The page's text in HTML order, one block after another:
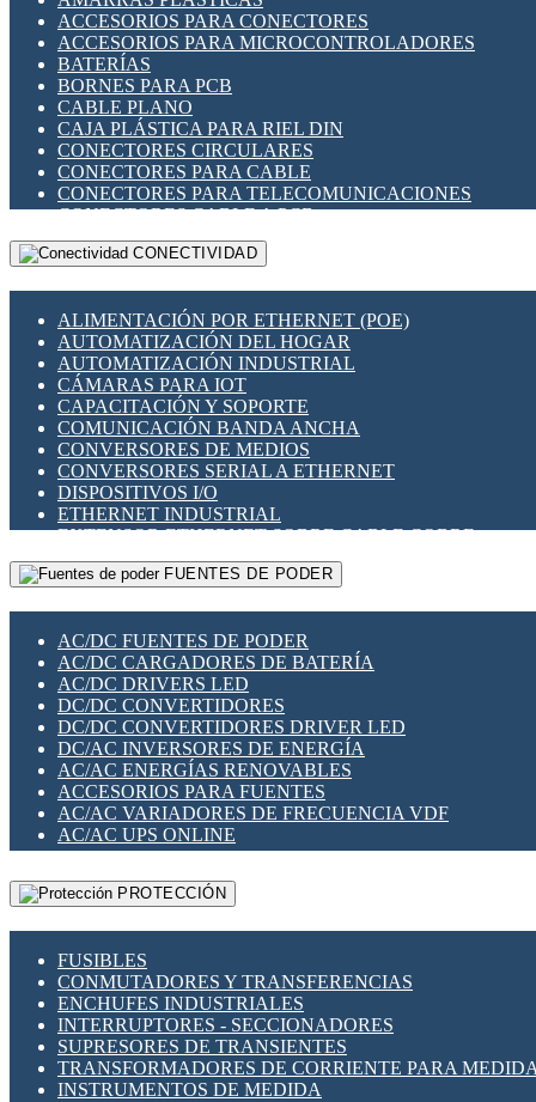
INDICADORES PARA PANEL
INTERFACES DE RELÉ
INTERRUPTORES FIN DE CARRERA
LLAVES CONMUTADORAS
MEDIDORES DE ENERGÍA Y TC'S DE CORRIENTE
MOTORES PASO A PASO
PANTALLAS HMI
PLC -CONTROLADORES LÓGICO PROGRAMABLES
PROGRAMADORES DE HORARIO
RELÉS DE PROTECCIÓN
SENSORES CAPACITIVOS
SENSORES INDUCTIVOS
TEMPORIZADORES
VARIACS
VARIADORES DE FRECUENCIA [VDF]
SECCIONADORES - INTERRUPTORES
MAQUINARIA
ACCESORIOS PARA CONECTORES
ACCESORIOS PARA MICROCONTROLADORES
BATERÍAS
BORNES PARA PCB
CABLE PLANO
CAJA PLÁSTICA PARA RIEL DIN
CONECTORES CIRCULARES
CONECTORES PARA CABLE
CONECTORES PARA TELECOMUNICACIONES
CONECTORES CABLE A PCB
CONECTORES PCB A CABLE
DIP SWITCHES
HERRAMIENTAS VARIAS
ILUMINACIÓN LED
INTERRUPTORES REED
INTERFACES DE RELÉ
OTROS RELÉS
PROTECCIÓN TÉRMICA
RELÉS AUTOMOTRICES
RELÉS DE SEÑAL
RELÉS DE ESTADO SÓLIDO SSR
RELÉS INDUSTRIALES
RELÉS MINIATURA DE POTENCIA
SENSORES MAGNÉTICOS
SWITCH Y MICROSWITCH
TARJETAS PI
UNIÓN Y DERIVACIÓN DE CABLE
CONECTIVIDAD
ALIMENTACIÓN POR ETHERNET (POE)
AUTOMATIZACIÓN DEL HOGAR
AUTOMATIZACIÓN INDUSTRIAL
CÁMARAS PARA IOT
CAPACITACIÓN Y SOPORTE
COMUNICACIÓN BANDA ANCHA
CONVERSORES DE MEDIOS
CONVERSORES SERIAL A ETHERNET
DISPOSITIVOS I/O
ETHERNET INDUSTRIAL
EXTENSOR ETHERNET SOBRE CABLE COBRE
GATEWAY LORAWAN
GESTIÓN DE REDES
PLACAS MODULARES IOT
SWITCHES Y REDES WIFI
SOLUCIONES IOT
SOLUCIONES LORAWAN
SOLUCIONES RED CELULAR
SEGURIDAD PARA REDES
SWITCHES LAN
TELEFONÍA IP (VOIP)
VIGILANCIA IP (CCTV)
MESHTASTIC
FUENTES DE PODER
AC/DC FUENTES DE PODER
AC/DC CARGADORES DE BATERÍA
AC/DC DRIVERS LED
DC/DC CONVERTIDORES
DC/DC CONVERTIDORES DRIVER LED
DC/AC INVERSORES DE ENERGÍA
AC/AC ENERGÍAS RENOVABLES
ACCESORIOS PARA FUENTES
AC/AC VARIADORES DE FRECUENCIA VDF
AC/AC UPS ONLINE
PROTECCIÓN
FUSIBLES
CONMUTADORES Y TRANSFERENCIAS
ENCHUFES INDUSTRIALES
INTERRUPTORES - SECCIONADORES
SUPRESORES DE TRANSIENTES
TRANSFORMADORES DE CORRIENTE PARA
INSTRUMENTOS DE MEDIDA